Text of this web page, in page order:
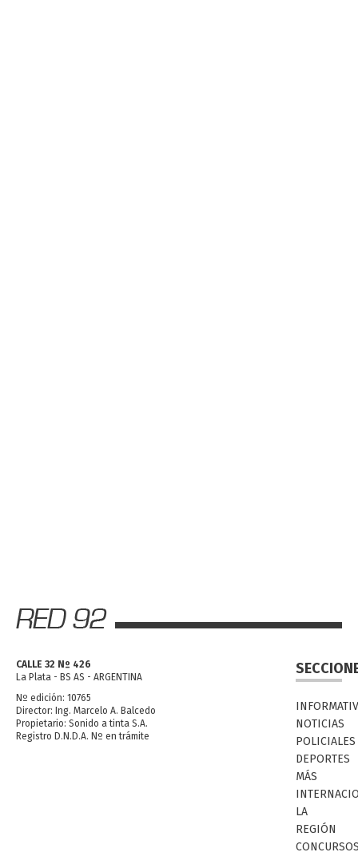
CALLE 32 Nº 426
La Plata - BS AS - ARGENTINA
Nº edición: 10765
Director: Ing. Marcelo A. Balcedo
Propietario: Sonido a tinta S.A.
Registro D.N.D.A. Nº en trámite
NOTICIAS
POLICIALES
DEPORTES
MÁS
LA
REGIÓN